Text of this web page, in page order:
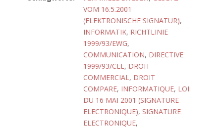
VOM 16.5.2001
(ELEKTRONISCHE SIGNATUR),
INFORMATIK, RICHTLINIE
1999/93/EWG,
COMMUNICATION, DIRECTIVE
1999/93/CEE, DROIT
COMMERCIAL, DROIT
COMPARE, INFORMATIQUE, LOI
DU 16 MAI 2001 (SIGNATURE
ELECTRONIQUE), SIGNATURE
ELECTRONIQUE,